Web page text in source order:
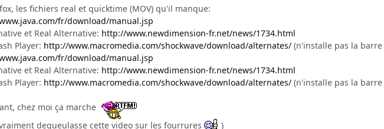
les fichiers real et quicktime (MOV) qu'il manque:
fr/download/manual.jsp
et Real Alternative: http://www.newdimension-fr.net/news/1734.html
Player: http://www.macromedia.com/shockwave/download/alternates/ (n'installe pas la
fr/download/manual.jsp
et Real Alternative: http://www.newdimension-fr.net/news/1734.html
Player: http://www.macromedia.com/shockwave/download/alternates/ (n'installe pas la
chez moi ça marche
degueulasse cette video sur les fourrures
)